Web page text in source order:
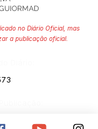
no Diário Oficial, mas
a publicação oficial.